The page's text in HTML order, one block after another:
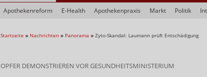
Apothekenreform E-Health Apothekenpraxis Markt Politik
Startseite » Nachrichten » Panorama » Zyto-Skandal: Laumann prüft Entschädigung
OPFER DEMONSTRIEREN VOR GESUNDHEITSMINISTERIUM